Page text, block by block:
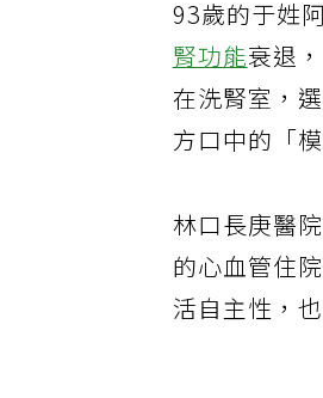
93歲的于姓
腎功能衰退
在洗腎室，
方口中的「
林口長庚醫
的心血管住
活自主性，